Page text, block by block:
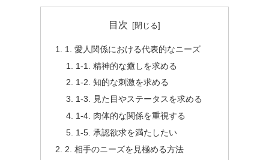
目次
1. 愛人関係における代表的なニーズ
1-1. 精神的な癒しを求める
1-2. 知的な刺激を求める
1-3. 見た目やステータスを求める
1-4. 肉体的な関係を重視する
1-5. 承認欲求を満たしたい
2. 相手のニーズを見極める方法